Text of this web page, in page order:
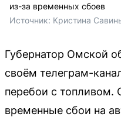
из-за временных сбоев
Источник: Кристина
Губернатор Омской
своём телеграм-
перебои с топливом.
временные сбои на